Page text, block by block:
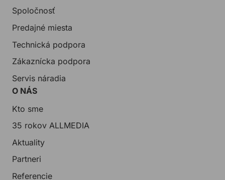
Spoločnosť
Predajné miesta
Technická podpora
Zákaznícka podpora
Servis náradia
O NÁS
Kto sme
35 rokov ALLMEDIA
Aktuality
Partneri
Referencie